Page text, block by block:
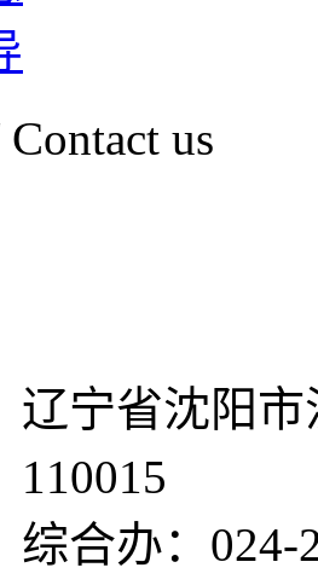
Contact us
辽宁省沈阳
110015
综合办：024-